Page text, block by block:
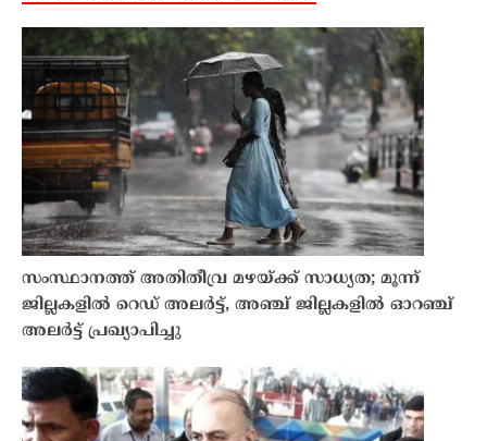
സംസ്ഥാനത്ത് അതിതീവ്ര മഴയ്ക്ക് സാധ്യത; മൂന്ന്
ജില്ലകളിൽ റെഡ് അലർട്ട്, അഞ്ച് ജില്ലകളിൽ ഓറഞ്ച്
അലർട്ട് പ്രഖ്യാപിച്ചു